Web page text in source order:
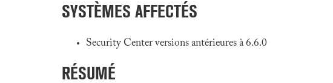
SYSTÈMES AFFECTÉS
Security Center versions antérieures à 6.6.0
RÉSUMÉ